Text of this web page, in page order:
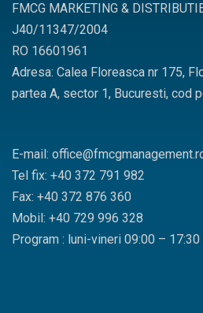
FMCG MARKETING &
J40/11347/2004
RO 16601961
Adresa: Calea Floreasca nr 175,
partea A, sector 1, Bucuresti, cod
E-mail:
Tel fix: +40 372 791 982
Fax: +40 372 876 360
Mobil: +40 729 996 328
Program : luni-vineri 09:00 – 17:30